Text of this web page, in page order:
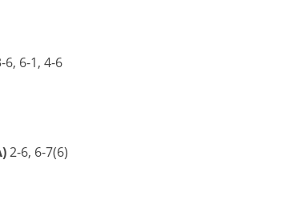
6-1, 4-6
2-6, 6-7(6)